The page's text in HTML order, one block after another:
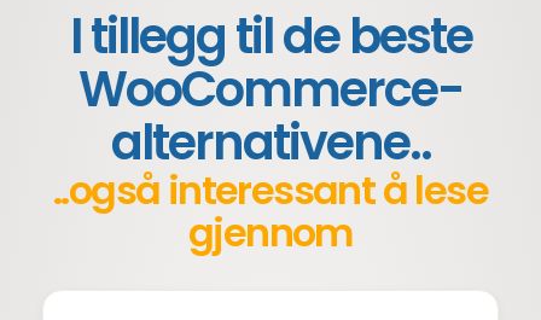
I tillegg til de beste
WooCommerce-
alternativene..
..også interessant å lese
gjennom